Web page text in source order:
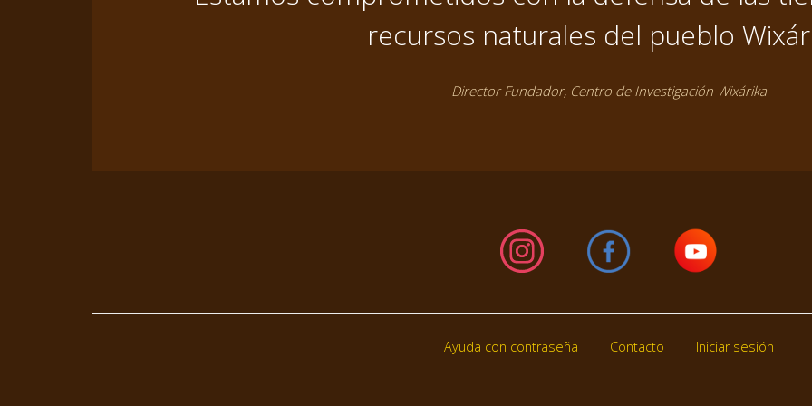
recursos naturales del pueblo
Director Fundador, Centro de Investigación Wixárika
Ayuda con contraseña Contacto Iniciar sesión